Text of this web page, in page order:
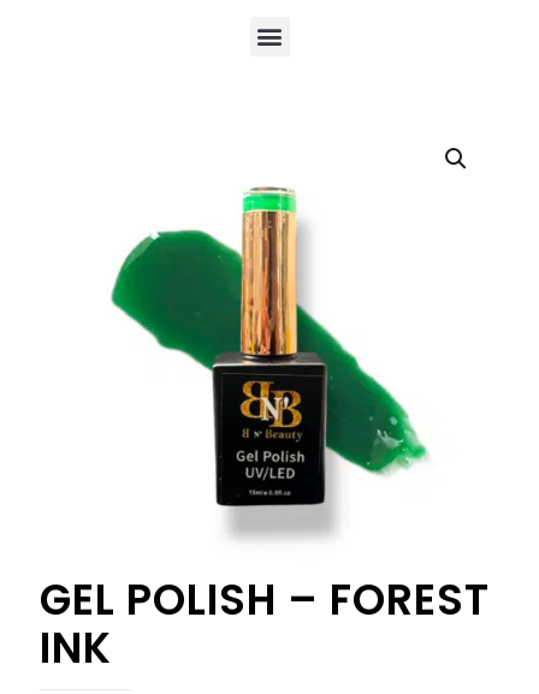
GEL POLISH – FOREST
INK